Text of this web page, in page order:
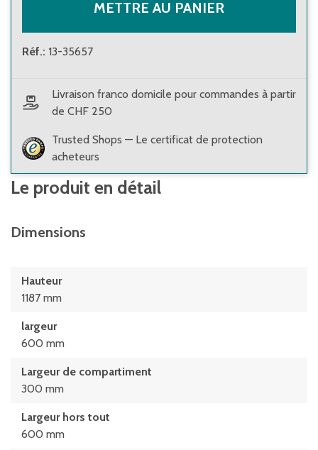
METTRE AU PANIER
Réf.: 13-35657
Livraison franco domicile pour commandes à partir
de CHF 250
Trusted Shops — Le certificat de protection
acheteurs
Le produit en détail
Dimensions
Hauteur
1187 mm
largeur
600 mm
Largeur de compartiment
300 mm
Largeur hors tout
600 mm